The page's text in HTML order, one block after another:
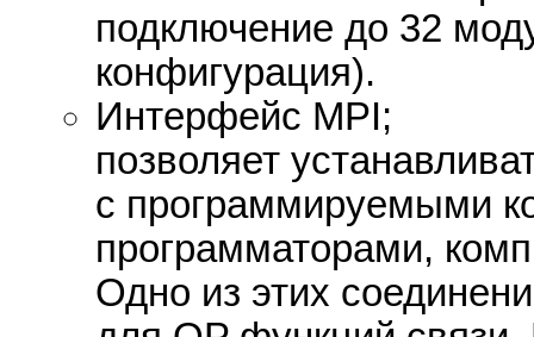
подключение до 32
конфигурация).
Интерфейс MPI;
позволяет
с программируемыми
программаторами,
Одно из этих